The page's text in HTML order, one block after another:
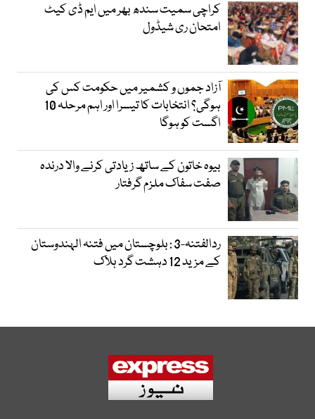
کراچی سمیت سندھ بھر میں ایم ڈی کیٹ
امتحان ری شیڈول
آزاد جموں و کشمیر میں حکومت کس کی
ہوگی؟ انتخابات کا تیسرا اور اہم مرحلہ 10
اگست کو ہوگا
بیوہ خاتون کے ساتھ زیادتی کرنے والا درندہ
صفت سفاک ملزم گرفتار
ردالفتنہ-3 : بلوچستان میں فتنہ الہندوستان
کے مزید 12 دہشت گرد ہلاک